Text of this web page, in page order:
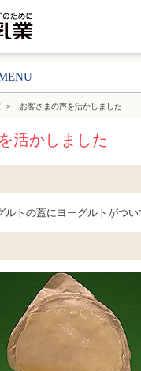
お客さまの声を活かしました
活かしました
トの蓋にヨーグルトがつい